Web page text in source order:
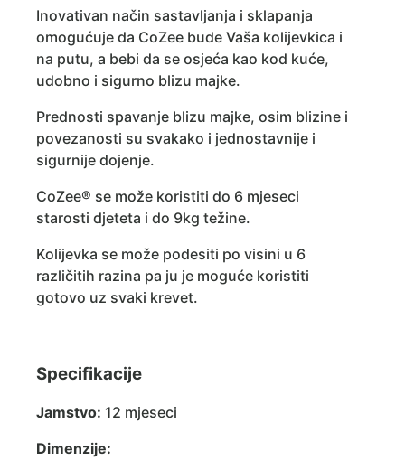
Inovativan način sastavljanja i sklapanja
omogućuje da CoZee bude Vaša kolijevkica i
na putu, a bebi da se osjeća kao kod kuće,
udobno i sigurno blizu majke.
Prednosti spavanje blizu majke, osim blizine i
povezanosti su svakako i jednostavnije i
sigurnije dojenje.
CoZee® se može koristiti do 6 mjeseci
starosti djeteta i do 9kg težine.
Kolijevka se može podesiti po visini u 6
različitih razina pa ju je moguće koristiti
gotovo uz svaki krevet.
Specifikacije
Jamstvo: 12 mjeseci
Dimenzije: